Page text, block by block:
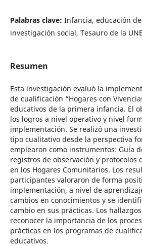
Palabras clave: Infancia, educación
investigación social, Tesauro de la
Resumen
Esta investigación evaluó la
de cualificación “Hogares con
educativos de la primera infancia. El
los logros a nivel operativo y nivel
implementación. Se realizó una
tipo cualitativo desde la perspectiva
emplearon como instrumentos: Guía
registros de observación y protocolos
en los Hogares Comunitarios. Los
participantes valoraron de forma
implementación, a nivel de
cambios en conocimientos y se
cambio en sus prácticas. Los
reconocer la importancia de los
prácticas en los programas de
educativos.